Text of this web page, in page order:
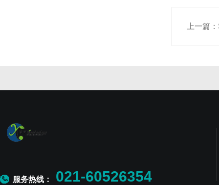
上一篇：
服务热线： 021-60526354